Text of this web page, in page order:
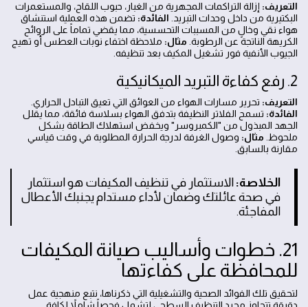
التعريف: إزالة التراكمات المجهرية من الغبار، حبوب اللقاح، والمستعمرات
البكتيرية من داخل وحدات التبريد. الفائدة: تضمن هذه العملية استنشاق
هواء نقي وخالٍ من المسببات التحسسية، مما يقضي تماماً على الروائح
الكريهة الناتجة عن الرطوبة. مثال: ملاحظة اختفاء نوبات العطس أو تهيج
الجيوب الأنفية فور تشغيل المكيف بعد تنظيفه.
2. رفع كفاءة التبريد الميكانيكية
التعريف: تحرير مسارات الهواء من العوائق التي تعيق التبادل الحراري.
الفائدة: تسمح الفلاتر النظيفة بتدفق الهواء بسلاسة فائقة، مما يقلل
الجهد المبذول من "الكمبروسر" ويخفض استهلاك الطاقة بشكل
ملحوظ. مثال: وصول الغرفة لدرجة الحرارة المطلوبة في وقت قياسي
مقارنة بالسابق.
الخلاصة: الاستثمار في تنظيف المكيفات هو استثمار
في صحة عائلتك وضمان لأداء مستدام يجنبك الأعطال
المفاجئة.
21. خطوات وأساليب صيانة المكيفات
للمحافظة على كفاءتها
لتحقيق تلك الفوائد الصحية والتشغيلية التي ذكرناها، نتبع منهجية عمل